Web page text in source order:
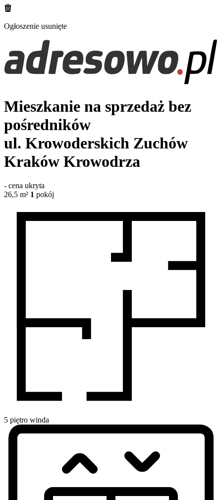
Ogłoszenie usunięte
Mieszkanie na sprzedaż bez
pośredników
ul. Krowoderskich Zuchów
Kraków Krowodrza
- cena ukryta
26,5 m² 1 pokój
5 piętro winda